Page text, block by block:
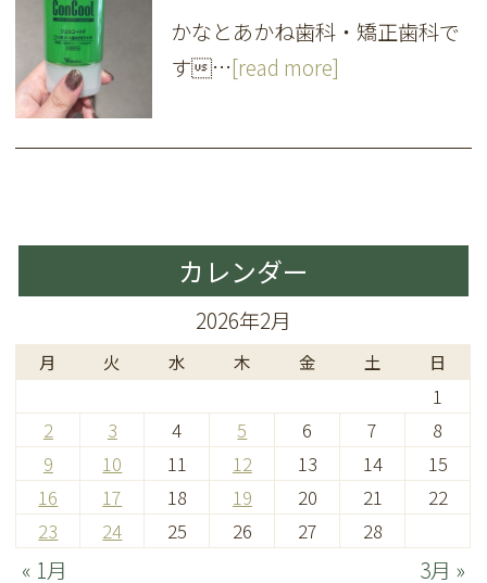
かなとあかね歯科・矯正歯科で
す…[read more]
カレンダー
2026年2月
月 火 水 木 金 土 日
1
2
3 4 5 6 7
8
9
10 11 12 13 14
15
16
17 18 19 20 21
22
23
24 25 26 27 28
« 1月 3月 »